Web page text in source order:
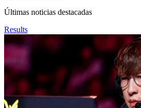
Últimas noticias destacadas
Results